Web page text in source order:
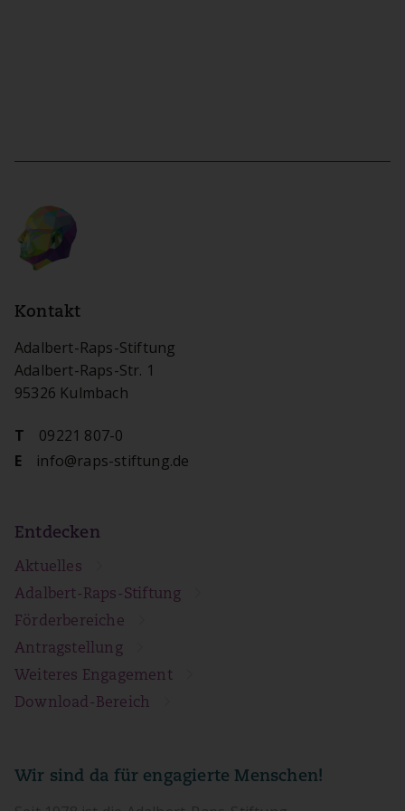
Kontakt
Adalbert-Raps-Stiftung
Adalbert-Raps-Str. 1
95326 Kulmbach
T
09221 807-0
E
info@raps-stiftung.de
Entdecken
Aktuelles
Adalbert-Raps-Stiftung
Förderbereiche
Antragstellung
Weiteres Engagement
Download-Bereich
Wir sind da für engagierte Menschen!